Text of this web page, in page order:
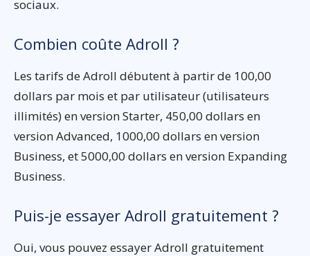
sociaux.
Combien coûte Adroll ?
Les tarifs de Adroll débutent à partir de 100,00
dollars par mois et par utilisateur (utilisateurs
illimités) en version Starter, 450,00 dollars en
version Advanced, 1000,00 dollars en version
Business, et 5000,00 dollars en version Expanding
Business.
Puis-je essayer Adroll gratuitement ?
Oui, vous pouvez essayer Adroll gratuitement